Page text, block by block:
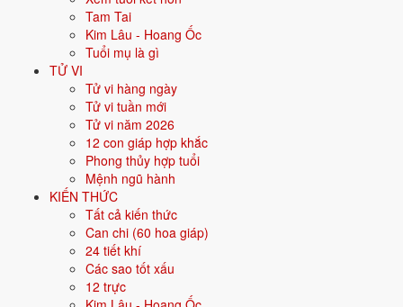
Tam Tai
Kim Lâu - Hoang Ốc
Tuổi mụ là gì
TỬ VI
Tử vi hàng ngày
Tử vi tuần mới
Tử vi năm 2026
12 con giáp hợp khắc
Phong thủy hợp tuổi
Mệnh ngũ hành
KIẾN THỨC
Tất cả kiến thức
Can chi (60 hoa giáp)
24 tiết khí
Các sao tốt xấu
12 trực
Cúng Vía Thần Tài ngày giờ nào
Cúng vào sáng mùng 10 tháng Giêng âm lịch. Giờ đẹp là giờ Thìn
hoặc Tỵ, khoảng 7h đến 11h. Nhiều cửa hàng cúng ngay khi vừa mở
cửa sáng hôm đó.
Ngày: mùng 10 tháng Giêng âm lịch.
Giờ đẹp: giờ Thìn (7h-9h) hoặc giờ Tỵ (9h-11h).
Nên cúng sớm trong ngày, tránh để quá trưa.
Cúng Vía Thần Tài cần chuẩn bị
lễ vật gì?
Mâm cúng vía Thần Tài đặc trưng hơn hẳn ngày thường, thường có bộ